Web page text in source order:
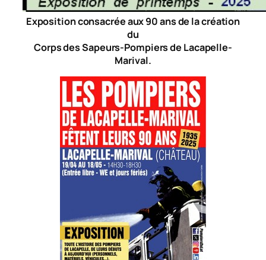
Exposition consacrée aux 90 ans de la création
du
Corps des Sapeurs-Pompiers de Lacapelle-
Marival.